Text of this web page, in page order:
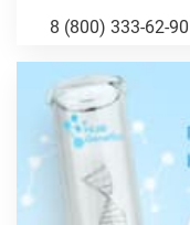
8 (800) 333-62-90